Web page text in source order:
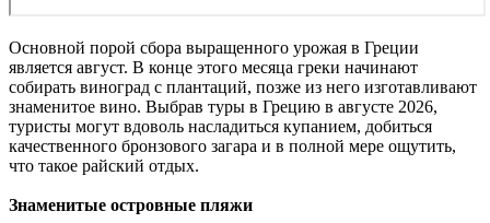
Основной порой сбора выращенного урожая в Греции
является август. В конце этого месяца греки начинают
собирать виноград с плантаций, позже из него изготавливают
знаменитое вино. Выбрав туры в Грецию в августе 2026,
туристы могут вдоволь насладиться купанием, добиться
качественного бронзового загара и в полной мере ощутить,
что такое райский отдых.
Знаменитые островные пляжи